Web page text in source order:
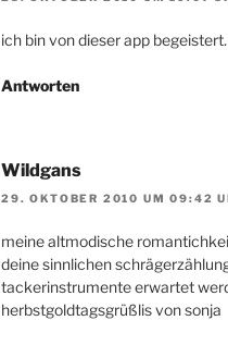
ich bin von dieser app
Antworten
Wildgans
29. OKTOBER 2010 UM 09:42
meine altmodische
deine sinnlichen
tackerinstrumente erwartet
herbstgoldtagsgrüßlis von sonja